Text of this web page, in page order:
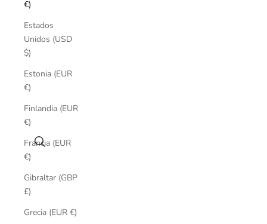
Buscar
€)
Estados
Unidos (USD
$)
Estonia (EUR
€)
Finlandia (EUR
€)
Francia (EUR
€)
Gibraltar (GBP
£)
Grecia (EUR €)